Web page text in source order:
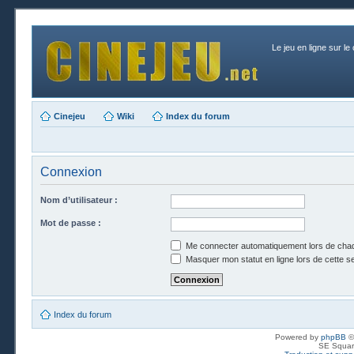
Le jeu en ligne sur le
Cinejeu Wiki Index du forum
Connexion
Nom d’utilisateur :
Mot de passe :
Me connecter automatiquement lors de
Masquer mon statut en ligne lors de cette
Index du forum
Powered by phpBB
SE